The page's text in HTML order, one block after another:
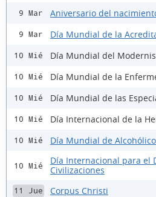
9 Mar Aniversario del
9 Mar Día Mundial de la
10 Mié Día Mundial del
10 Mié Día Mundial de la
10 Mié Día Mundial de las
10 Mié Día Internacional de la
10 Mié Día Mundial de
10 Mié
Día Internacional para el
Civilizaciones
11 Jue Corpus Christi